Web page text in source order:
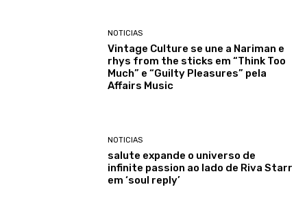
NOTICIAS
Vintage Culture se une a Nariman e
rhys from the sticks em “Think Too
Much” e “Guilty Pleasures” pela
Affairs Music
NOTICIAS
salute expande o universo de
infinite passion ao lado de Riva Starr
em ‘soul reply’